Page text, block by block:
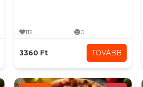
112 0
3360 Ft TOVÁBB